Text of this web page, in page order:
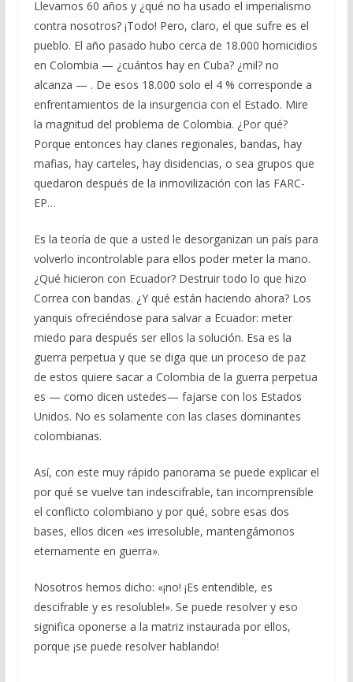
Llevamos 60 años y ¿qué no ha usado el imperialismo
contra nosotros? ¡Todo! Pero, claro, el que sufre es el
pueblo. El año pasado hubo cerca de 18.000 homicidios
en Colombia — ¿cuántos hay en Cuba? ¿mil? no
alcanza — . De esos 18.000 solo el 4 % corresponde a
enfrentamientos de la insurgencia con el Estado. Mire
la magnitud del problema de Colombia. ¿Por qué?
Porque entonces hay clanes regionales, bandas, hay
mafias, hay carteles, hay disidencias, o sea grupos que
quedaron después de la inmovilización con las FARC-
EP…
Es la teoría de que a usted le desorganizan un país para
volverlo incontrolable para ellos poder meter la mano.
¿Qué hicieron con Ecuador? Destruir todo lo que hizo
Correa con bandas. ¿Y qué están haciendo ahora? Los
yanquis ofreciéndose para salvar a Ecuador: meter
miedo para después ser ellos la solución. Esa es la
guerra perpetua y que se diga que un proceso de paz
de estos quiere sacar a Colombia de la guerra perpetua
es — como dicen ustedes— fajarse con los Estados
Unidos. No es solamente con las clases dominantes
colombianas.
Así, con este muy rápido panorama se puede explicar el
por qué se vuelve tan indescifrable, tan incomprensible
el conflicto colombiano y por qué, sobre esas dos
bases, ellos dicen «es irresoluble, mantengámonos
eternamente en guerra».
Nosotros hemos dicho: «¡no! ¡Es entendible, es
descifrable y es resoluble!». Se puede resolver y eso
significa oponerse a la matriz instaurada por ellos,
porque ¡se puede resolver hablando!